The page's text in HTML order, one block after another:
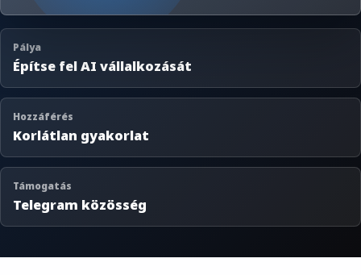
Pálya
Építse fel AI vállalkozását
Hozzáférés
Korlátlan gyakorlat
Támogatás
Telegram közösség